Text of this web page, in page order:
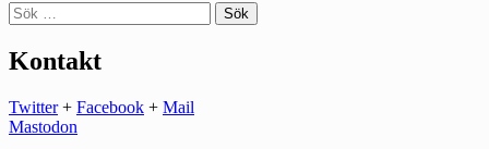
Sök
efter:
Kontakt
Twitter+ Facebook + Mail
Mastodon